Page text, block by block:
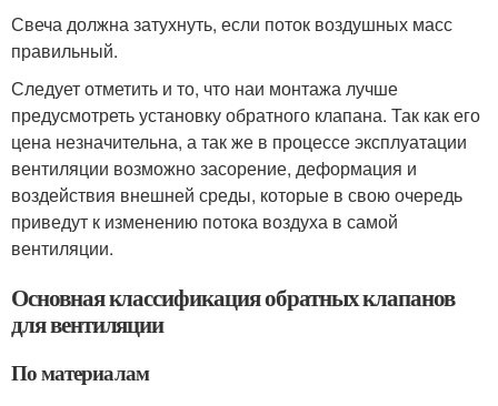
Свеча должна затухнуть, если поток воздушных масс
правильный.
Следует отметить и то, что наи монтажа лучше
предусмотреть установку обратного клапана. Так как его
цена незначительна, а так же в процессе эксплуатации
вентиляции возможно засорение, деформация и
воздействия внешней среды, которые в свою очередь
приведут к изменению потока воздуха в самой
вентиляции.
Основная классификация обратных клапанов
для вентиляции
По материалам